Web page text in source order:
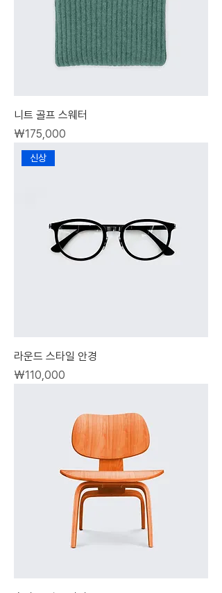
니트 골프 스웨터
가격
₩175,000
신상
라운드 스타일 안경
가격
₩110,000